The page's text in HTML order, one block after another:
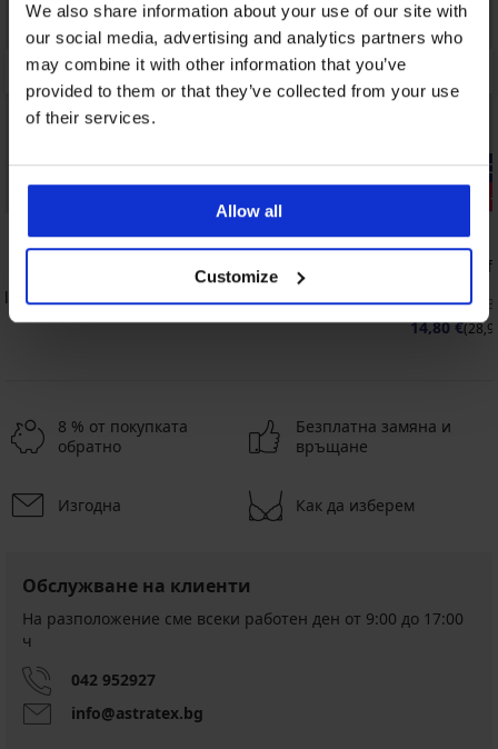
We also share information about your use of our site with
our social media, advertising and analytics partners who
may combine it with other information that you’ve
provided to them or that they’ve collected from your use
of their services.
Allow all
Customize
4,9
4,3
Сутиен Violeta подплатен изглаждащ
(80,17 лв.)
32,79 €(64,13 лв.) код: GET20
-20% GET20
Отстъпка
Сутиен
36,99 €
14,80 €
8 % от покупката
обратно
Безплатна замяна и
връщане
Изгодна Как да изберем
Обслужване на клиенти
На разположение сме всеки работен ден от 9:00 до 17:00
ч
042 952927
info@astratex.bg